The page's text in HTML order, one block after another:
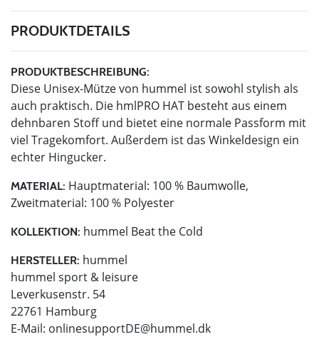
PRODUKTDETAILS
PRODUKTBESCHREIBUNG:
Diese Unisex-Mütze von hummel ist sowohl stylish als
auch praktisch. Die hmlPRO HAT besteht aus einem
dehnbaren Stoff und bietet eine normale Passform mit
viel Tragekomfort. Außerdem ist das Winkeldesign ein
echter Hingucker.
MATERIAL: Hauptmaterial: 100 % Baumwolle,
Zweitmaterial: 100 % Polyester
KOLLEKTION: hummel Beat the Cold
HERSTELLER: hummel
hummel sport & leisure
Leverkusenstr. 54
22761 Hamburg
E-Mail: onlinesupportDE@hummel.dk